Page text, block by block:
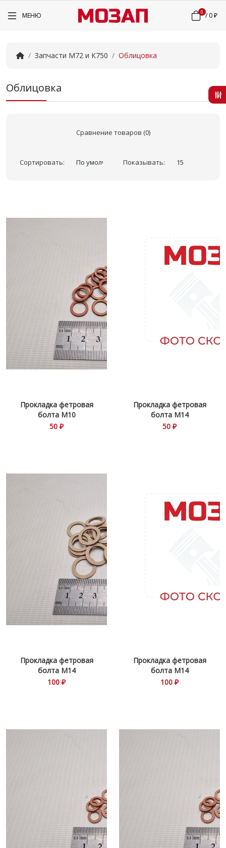
МЕНЮ 0 /0 ₽
Запчасти М72 и К750 Облицовка
Облицовка
Сравнение товаров (0)
Сортировать: Показывать:
Прокладка фетровая
болта М10
50 ₽
Прокладка фетровая
болта М14
50 ₽
Прокладка фетровая
болта М14
100 ₽
Прокладка фетровая
болта М14
100 ₽